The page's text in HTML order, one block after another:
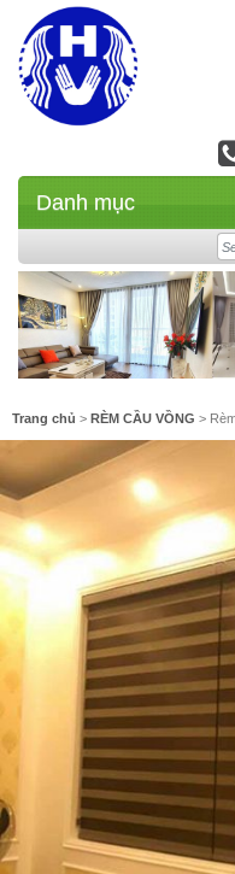
Danh mục
Trang chủ > RÈM CẦU VỒNG >